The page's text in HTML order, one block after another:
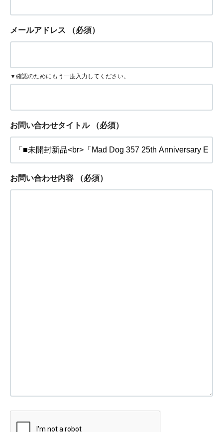
メールアドレス （必須）
▼確認のためにもう一度入力してください。
お問い合わせタイトル （必須）
お問い合わせ内容 （必須）